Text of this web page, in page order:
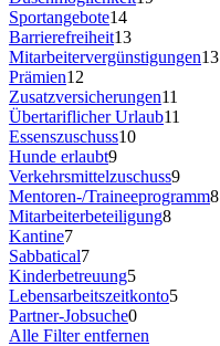
Sportangebote14
Barrierefreiheit13
Mitarbeitervergünstigungen13
Prämien12
Zusatzversicherungen11
Übertariflicher Urlaub11
Essenszuschuss10
Hunde erlaubt9
Verkehrsmittelzuschuss9
Mentoren-/Traineeprogramm8
Mitarbeiterbeteiligung8
Kantine7
Sabbatical7
Kinderbetreuung5
Lebensarbeitszeitkonto5
Partner-Jobsuche0
Alle Filter entfernen